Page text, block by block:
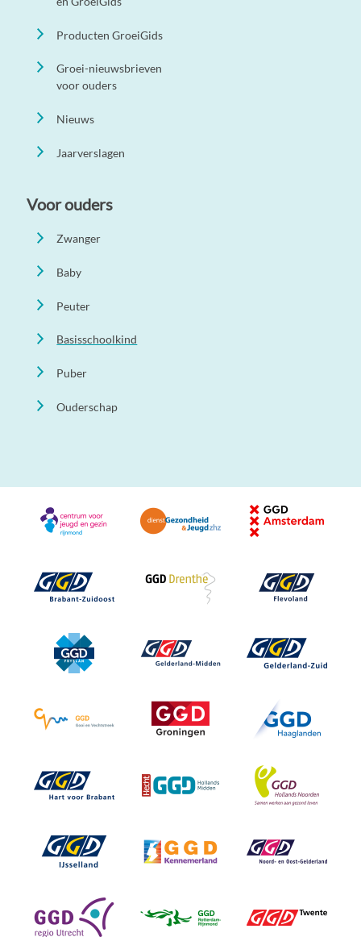
Producten GroeiGids
Groei-nieuwsbrieven
voor ouders
Nieuws
Jaarverslagen
Voor ouders
Zwanger
Baby
Peuter
Basisschoolkind
Puber
Ouderschap